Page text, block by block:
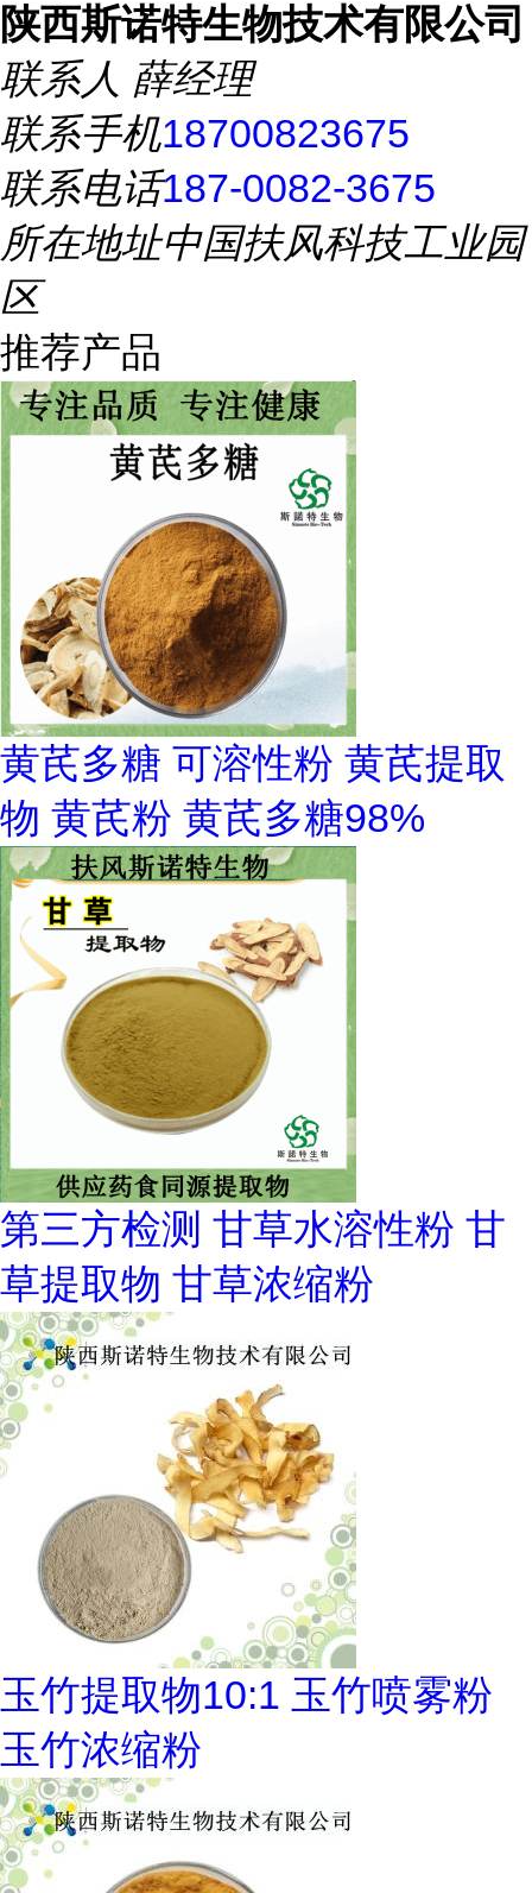
陕西斯诺特生物技术有限公司
联系人 薛经理
联系手机18700823675
联系电话187-0082-3675
所在地址中国扶风科技工业园
区
推荐产品
黄芪多糖 可溶性粉 黄芪提取
物 黄芪粉 黄芪多糖98%
第三方检测 甘草水溶性粉 甘
草提取物 甘草浓缩粉
玉竹提取物10:1 玉竹喷雾粉
玉竹浓缩粉